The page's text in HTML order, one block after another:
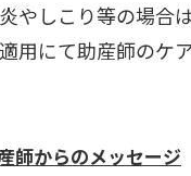
やしこり等の場合
用にて助産師のケ
師からのメッセージ